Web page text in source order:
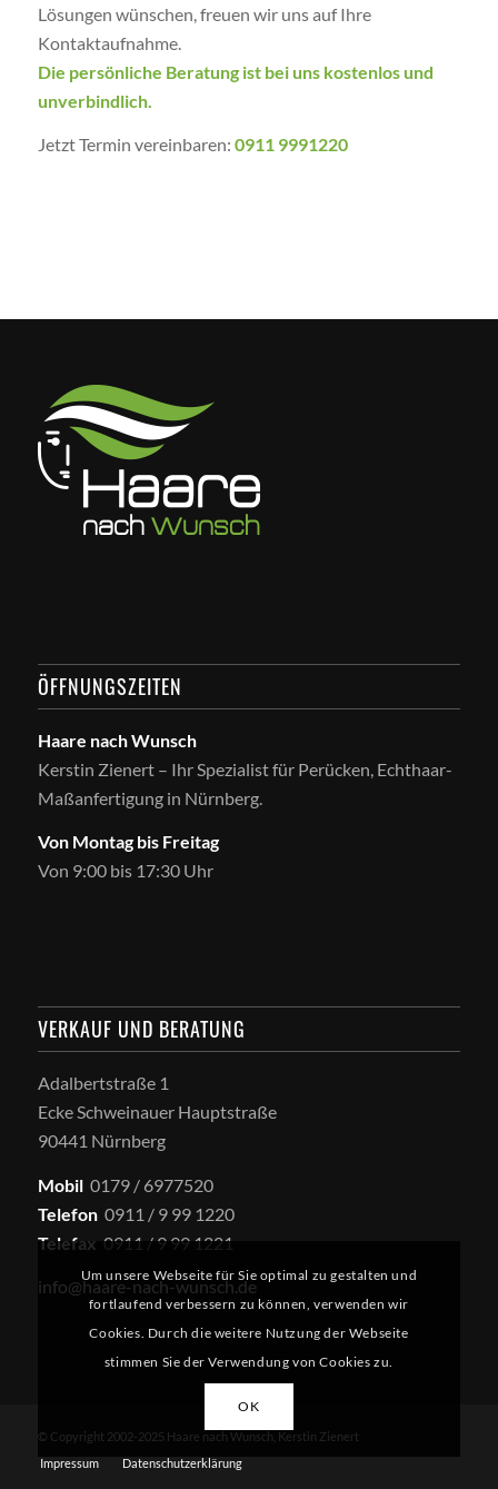
Lösungen wünschen, freuen wir uns auf Ihre
Kontaktaufnahme.
Die persönliche Beratung ist bei uns kostenlos und
unverbindlich.
Jetzt Termin vereinbaren: 0911 9991220
ÖFFNUNGSZEITEN
Haare nach Wunsch
Kerstin Zienert – Ihr Spezialist für Perücken, Echthaar-
Maßanfertigung in Nürnberg.
Von Montag bis Freitag
Von 9:00 bis 17:30 Uhr
VERKAUF UND BERATUNG
Adalbertstraße 1
Ecke Schweinauer Hauptstraße
90441 Nürnberg
Mobil0179 / 6977520
Telefon0911 / 9 99 1220
Telefax 0911 / 9 99 1221
info@haare-nach-wunsch.de
© Copyright 2002-2025 Haare nach Wunsch, Kerstin Zienert
Impressum
Datenschutzerklärung
Um unsere Webseite für Sie optimal zu gestalten und
fortlaufend verbessern zu können, verwenden wir
Cookies. Durch die weitere Nutzung der Webseite
stimmen Sie der Verwendung von Cookies zu.
OK